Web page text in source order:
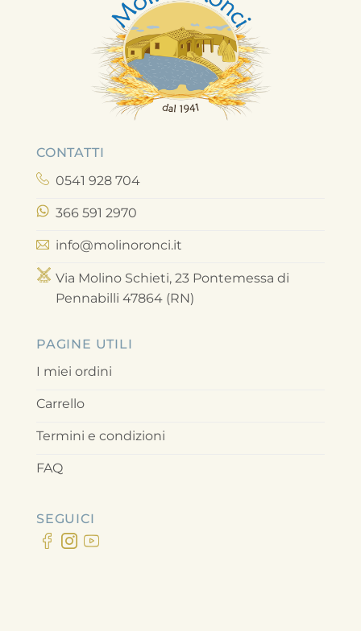
CONTATTI
0541 928 704
366 591 2970
info@molinoronci.it
Via Molino Schieti, 23 Pontemessa di
Pennabilli 47864 (RN)
PAGINE UTILI
I miei ordini
Carrello
Termini e condizioni
FAQ
SEGUICI